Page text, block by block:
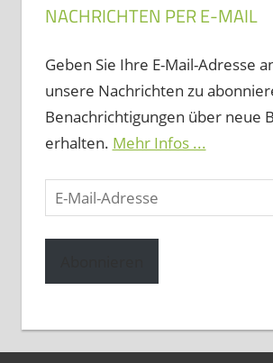
NACHRICHTEN PER E-MAIL
Geben Sie Ihre E-Mail-Adresse
unsere Nachrichten zu
Benachrichtigungen über neue
erhalten. Mehr Infos ...
E-
Mail-
Adresse